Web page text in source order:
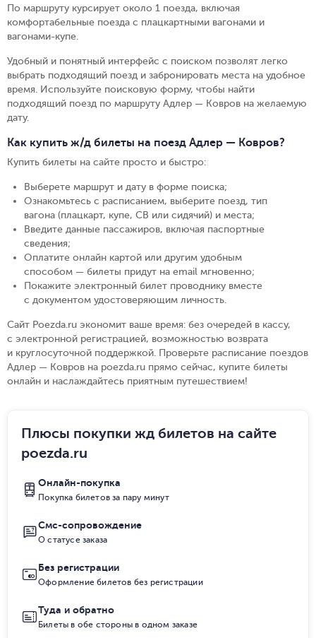
По маршруту курсирует около 1 поезда, включая
комфортабельные поезда с плацкартными вагонами и
вагонами-купе.
Удобный и понятный интерфейс с поиском позволят легко
выбрать подходящий поезд и забронировать места на удобное
время. Используйте поисковую форму, чтобы найти
подходящий поезд по маршруту Адлер — Ковров на желаемую
дату.
Как купить ж/д билеты на поезд Адлер — Ковров?
Купить билеты на сайте просто и быстро:
Выберете маршрут и дату в форме поиска;
Ознакомьтесь с расписанием, выберите поезд, тип
вагона (плацкарт, купе, СВ или сидячий) и места;
Введите данные пассажиров, включая паспортные
сведения;
Оплатите онлайн картой или другим удобным
способом — билеты придут на email мгновенно;
Покажите электронный билет проводнику вместе
с документом удостоверяющим личность.
Сайт Poezda.ru экономит ваше время: без очередей в кассу,
с электронной регистрацией, возможностью возврата
и круглосуточной поддержкой. Проверьте расписание поездов
Адлер — Ковров на poezda.ru прямо сейчас, купите билеты
онлайн и наслаждайтесь приятным путешествием!
Плюсы покупки жд билетов на сайте
poezda.ru
Онлайн-покупка
Покупка билетов за пару минут
Смс-сопровождение
О статусе заказа
Без регистрации
Оформление билетов без регистрации
Туда и обратно
Билеты в обе стороны в одном заказе